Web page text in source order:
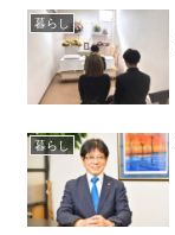
暮らし
暮らし